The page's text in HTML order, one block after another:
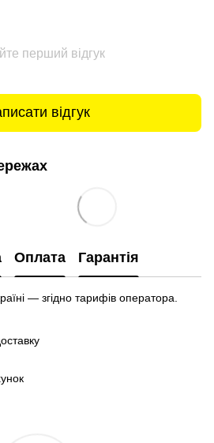
перший відгук
відгук
Оплата Гарантія
— згідно тарифів оператора.